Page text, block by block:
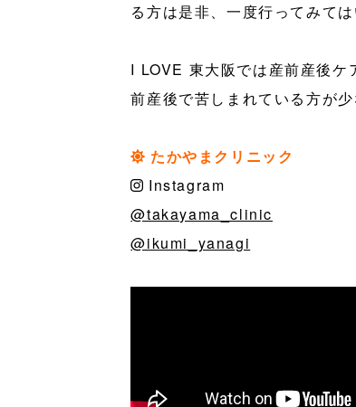
る方は是非、一度行ってみて
I LOVE 東大阪では産前産後ケ
前産後で苦しまれている方が
たかやまクリニック
Instagram
@takayama_clinic
@ikumi_yanagi